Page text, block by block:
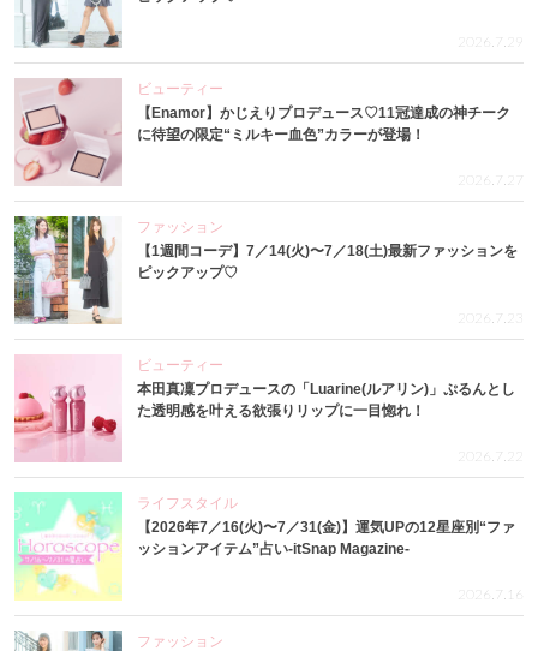
2026.7.29
ビューティー
【Enamor】かじえりプロデュース♡11冠達成の神チーク
に待望の限定“ミルキー血色”カラーが登場！
2026.7.27
ファッション
【1週間コーデ】7／14(火)〜7／18(土)最新ファッションを
ピックアップ♡
2026.7.23
ビューティー
本田真凜プロデュースの「Luarine(ルアリン)」ぷるんとし
た透明感を叶える欲張りリップに一目惚れ！
2026.7.22
ライフスタイル
【2026年7／16(火)〜7／31(金)】運気UPの12星座別“ファ
ッションアイテム”占い-itSnap Magazine-
2026.7.16
ファッション